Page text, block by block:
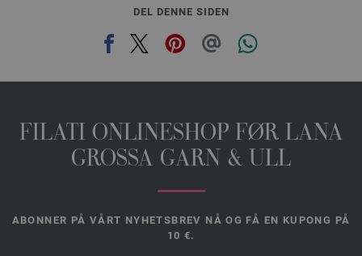
DEL DENNE SIDEN
FILATI ONLINESHOP FØR LANA
GROSSA GARN & ULL
ABONNER PÅ VÅRT NYHETSBREV NÅ OG FÅ EN KUPONG PÅ
10 €.